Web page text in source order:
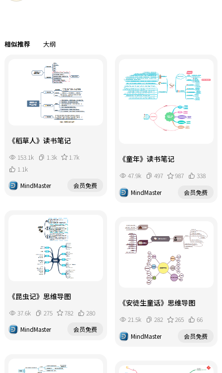
相似推荐 大纲
《稻草人》读书笔记
153.1k 1.3k
1.7k
1.1k
MindMaster
会员免费
《童年》读书笔记
47.9k 497 987
338
MindMaster
会员免费
《昆虫记》思维导图
37.6k 275 782
280
MindMaster
会员免费
《安徒生童话》思维导图
21.5k 282 265
66
MindMaster
会员免费